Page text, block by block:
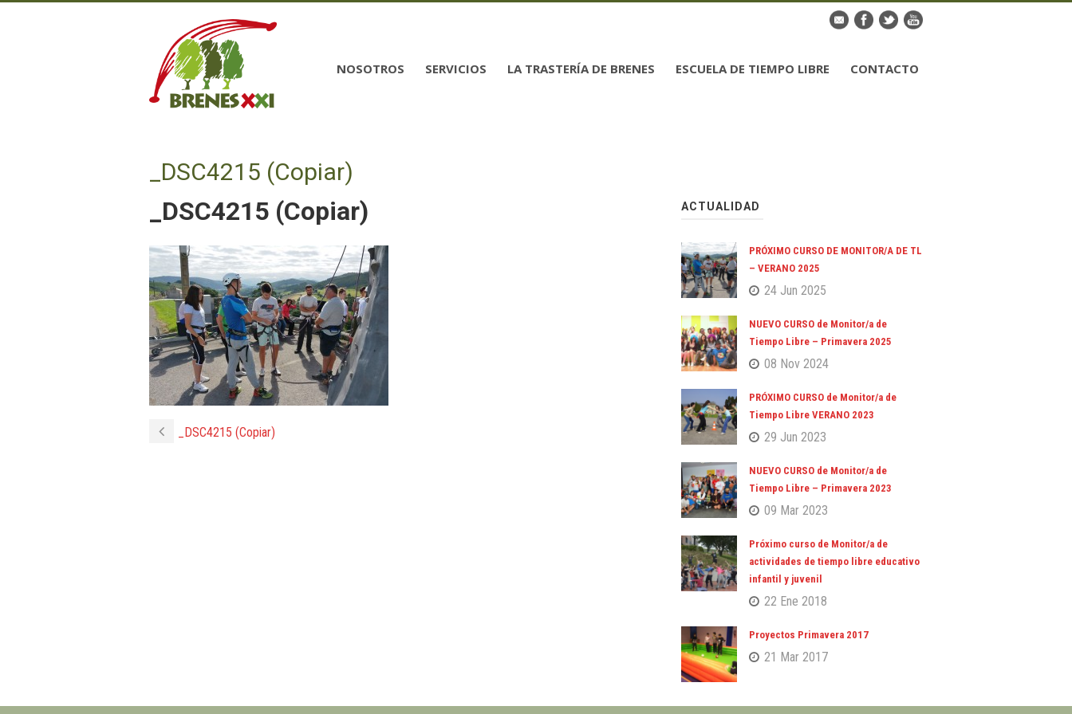
NOSOTROS SERVICIOS LA TRASTERÍA DE BRENES ESCUELA DE TIEMPO LIBRE CONTACTO
_DSC4215 (Copiar)
_DSC4215 (Copiar)
_DSC4215 (Copiar)
ACTUALIDAD
PRÓXIMO CURSO DE MONITOR/A DE TL
– VERANO 2025
24 Jun 2025
NUEVO CURSO de Monitor/a de
Tiempo Libre – Primavera 2025
08 Nov 2024
PRÓXIMO CURSO de Monitor/a de
Tiempo Libre VERANO 2023
29 Jun 2023
NUEVO CURSO de Monitor/a de
Tiempo Libre – Primavera 2023
09 Mar 2023
Próximo curso de Monitor/a de
actividades de tiempo libre educativo
infantil y juvenil
22 Ene 2018
Proyectos Primavera 2017
21 Mar 2017